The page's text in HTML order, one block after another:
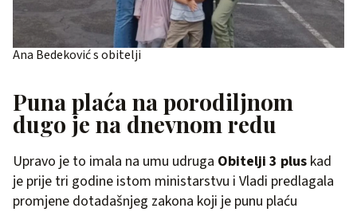
Ana Bedeković s obitelji
Puna plaća na porodiljnom
dugo je na dnevnom redu
Upravo je to imala na umu udruga Obitelji 3 plus kad
je prije tri godine istom ministarstvu i Vladi predlagala
promjene dotadašnjeg zakona koji je punu plaću